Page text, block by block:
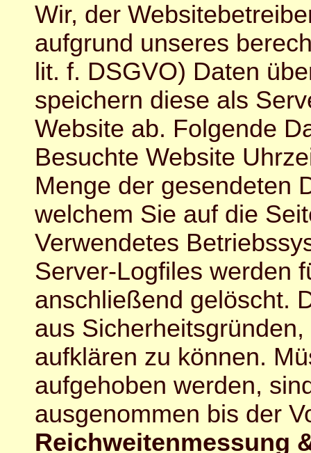
Wir, der
aufgrund unseres
lit. f. DSGVO) Daten
speichern diese als
Website ab. Folgende
Besuchte Website
Menge der gesendeten
welchem Sie auf die
Verwendetes
Server-Logfiles werden
anschließend gelöscht.
aus
aufklären zu können.
aufgehoben werden,
ausgenommen bis der
Reichweitenmessung